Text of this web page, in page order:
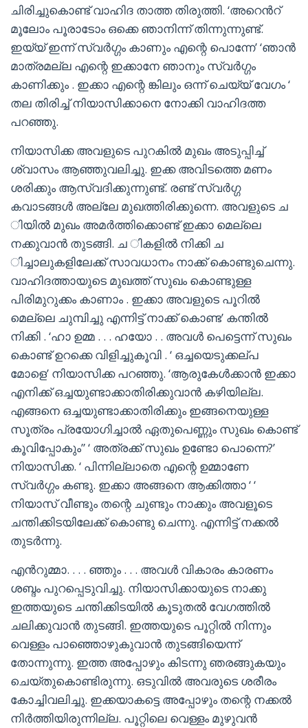
ചിരിച്ചുകൊണ്ട് വാഹിദ താത്ത തിരുത്തി. ‘അറെൻറ്
മൂലോം പൂരാടോം ഒക്കെ ഞാനിന്ന് തിന്നുന്നുണ്ട്.
ഇയ്യ് ഇന്ന് സ്വർഗ്ഗം കാണും എന്റെ പൊന്നേ’ ‘ഞാൻ
മാത്രമല്ല എന്റെ ഇക്കാനേ ഞാനും സ്വർഗ്ഗം
കാണിക്കും . ഇക്കാ എന്റെ ങ്കിലും ഒന്ന് ചെയ്യ് വേഗം ‘
തല തിരിച്ച് നിയാസിക്കാനെ നോക്കി വാഹിദത്ത
പറഞ്ഞു.
നിയാസിക്ക അവളുടെ പുറകിൽ മുഖം അടുപ്പിച്ച്
ശ്വാസം ആഞ്ഞുവലിച്ചു. ഇക്ക അവിടത്തെ മണം
ശരിക്കും ആസ്വദിക്കുന്നുണ്ട്. രണ്ട് സ്വർഗ്ഗ
കവാടങ്ങൾ അല്ലേ മുഖത്തിരിക്കുന്നെ. അവളുടെ ച
ിയിൽ മുഖം അമർത്തിക്കൊണ്ട് ഇക്കാ മെല്ലെ
നക്കുവാൻ തുടങ്ങി. ച ികളിൽ നിക്കി ച
ിച്ചാലുകളിലേക്ക് സാവധാനം നാക്ക് കൊണ്ടുചെന്നു.
വാഹിദത്തായുടെ മുഖത്ത് സുഖം കൊണ്ടുള്ള
പിരിമുറുക്കം കാണാം . ഇക്കാ അവളുടെ പൂറിൽ
മെല്ലെ ചുമ്പിച്ചു എന്നിട്ട് നാക്ക് കൊണ്ട’ കന്തിൽ
നിക്കി . ‘ഹാ ഉമ്മ . . . ഹയോ . . അവൾ പെട്ടെന്ന് സുഖം
കൊണ്ട് ഉറക്കെ വിളിച്ചുകൂവി . ‘ ഒച്ചയെടുക്കല്പ
മോളെ’ നിയാസിക്ക പറഞ്ഞു. ‘ആരുകേൾക്കാൻ ഇക്കാ
എനിക്ക് ഒച്ചയുണ്ടാക്കാതിരിക്കുവാൻ കഴിയില്ല.
എങ്ങനെ ഒച്ചയുണ്ടാക്കാതിരിക്കും ഇങ്ങനെയുള്ള
സൂത്രം പ്രയോഗിച്ചാൽ ഏതുപെണ്ണും സുഖം കൊണ്ട്
കൂവിപ്പോകും” ‘ അത്രക്ക് സുഖം ഉണ്ടോ പൊന്നെ?’
നിയാസിക്ക. ‘ പിന്നില്ലാതെ എന്റെ ഉമ്മാണേ
സ്വർഗ്ഗം കണ്ടു. ഇക്കാ അങ്ങനെ ആക്കിത്താ ‘ ‘
നിയാസ് വീണ്ടും തന്റെ ചുണ്ടും നാക്കും അവളൂടെ
ചന്തിക്കിടയിലേക്ക് കൊണ്ടു ചെന്നു. എന്നിട്ട് നക്കൽ
തുടർന്നു.
എൻറുമ്മാ. . . . ഞ്ഞും . . . അവൾ വികാരം കാരണം
ശബ്ദം പുറപ്പെടുവിച്ചു. നിയാസിക്കായുടെ നാക്കു
ഇത്തയുടെ ചന്തിക്കിടയിൽ കൂടുതൽ വേഗത്തിൽ
ചലിക്കുവാൻ തുടങ്ങി. ഇത്തയുടെ പൂറ്റിൽ നിന്നും
വെള്ളം പാഞ്ഞൊഴുകുവാൻ തുടങ്ങിയെന്ന്
തോന്നുന്നു. ഇത്ത അപ്പോഴും കിടന്നു ഞരങ്ങുകയും
ചെയ്തുകൊണ്ടിരുന്നു. ഒടുവിൽ അവരുടെ ശരീരം
കോച്ചിവലിച്ചു. ഇക്കയാകട്ടെ അപ്പോഴും തന്റെ നക്കൽ
നിർത്തിയിരുന്നില്ല. പൂറ്റിലെ വെള്ളം മുഴുവൻ